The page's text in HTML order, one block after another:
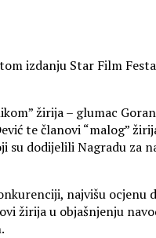
izdanju Star Film
žirija – glumac
te članovi “malog”
su dodijelili Nagradu
najvišu
žirija u objašnjenju